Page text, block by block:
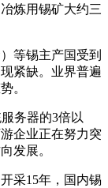
炼用锡矿大约三
等锡主产国受到
紧缺。业界普遍
。
务器的3倍以
企业正在努力突
发展。
采15年，国内锡